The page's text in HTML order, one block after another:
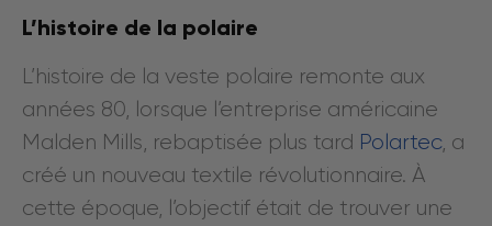
L’histoire de la polaire
L’histoire de la veste polaire remonte aux
années 80, lorsque l’entreprise américaine
Malden Mills, rebaptisée plus tard Polartec, a
créé un nouveau textile révolutionnaire. À
cette époque, l’objectif était de trouver une